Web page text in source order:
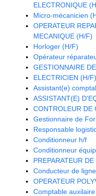
ELECTRONIQUE
Micro-mécanicien
OPERATEUR
MECANIQUE (H/F)
Horloger (H/F)
Opérateur
GESTIONNAIRE
ELECTRICIEN (H/F)
Assistant(e)
ASSISTANT(E)
CONTROLEUR DE
Gestionnaire de
Responsable
Conditionneur h/f
Conditionneur
PREPARATEUR
Conducteur de
OPERATEUR
Comptable